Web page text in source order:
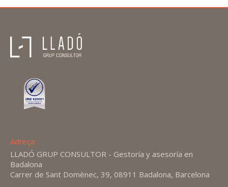
Adreça:
LLADÓ GRUP CONSULTOR - Gestoría y asesoría en
Badalona
Carrer de Sant Domènec, 39, 08911 Badalona, Barcelona